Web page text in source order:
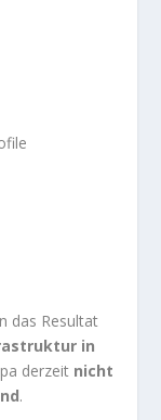
das Resultat
in
derzeit nicht
.